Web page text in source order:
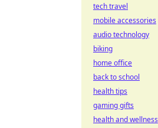
tech travel
mobile accessories
audio technology
biking
home office
back to school
health tips
gaming gifts
health and wellness